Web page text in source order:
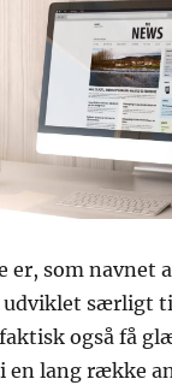
er, som navnet
udviklet særligt
også få
en lang række